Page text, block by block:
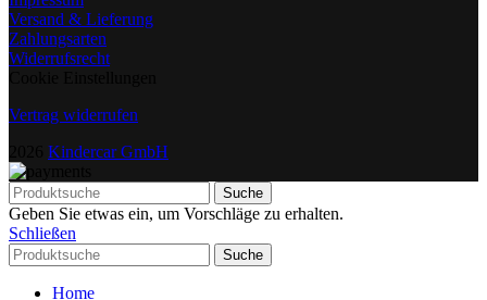
Versand & Lieferung
Zahlungsarten
Widerrufsrecht
Vertrag widerrufen
Kindercar GmbH
Suche
Geben Sie etwas ein, um Vorschläge zu erhalten.
Schließen
Suche
Home